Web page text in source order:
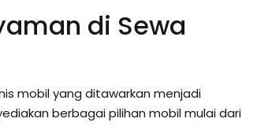
di Sewa
mobil yang ditawarkan menjadi
berbagai pilihan mobil mulai dari